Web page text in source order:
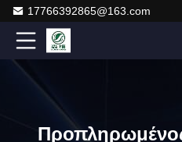
17766392865@163.com